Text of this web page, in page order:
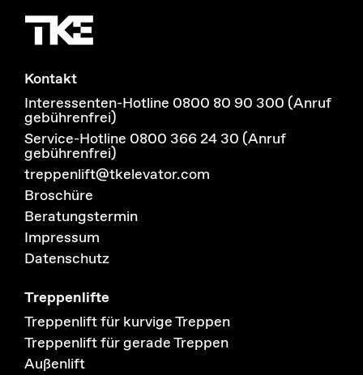
Kontakt
Interessenten-Hotline 0800 80 90 300 (Anruf
gebührenfrei)
Service-Hotline 0800 366 24 30 (Anruf
gebührenfrei)
treppenlift@tkelevator.com
Broschüre
Beratungstermin
Impressum
Datenschutz
Treppenlifte
Treppenlift für kurvige Treppen
Treppenlift für gerade Treppen
Außenlift